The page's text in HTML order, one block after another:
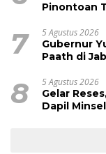
Pinontoan
7 5 Agustus 2026
Gubernur
Paath di
8 5 Agustus 2026
Gelar
Dapil